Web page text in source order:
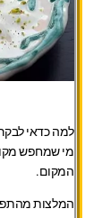
למה כדאי
מי שמחפש
המקום.
המלצות